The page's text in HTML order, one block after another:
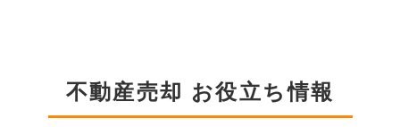
不動産売却 お役立ち情報